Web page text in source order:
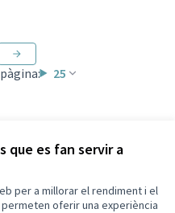
que es fan servir a
per a millorar el rendiment i el
oferir una experiència
25